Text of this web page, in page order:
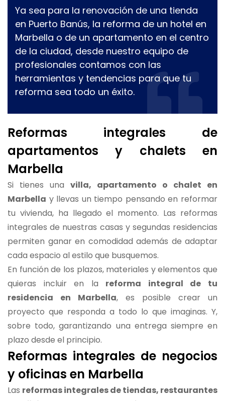
Ya sea para la renovación de una tienda
en Puerto Banús, la reforma de un hotel en
Marbella o de un apartamento en el centro
de la ciudad, desde nuestro equipo de
profesionales contamos con las
herramientas y tendencias para que tu
reforma sea todo un éxito.
Reformas integrales de
apartamentos y chalets en
Marbella
Si tienes una villa, apartamento o chalet en
Marbella y llevas un tiempo pensando en reformar
tu vivienda, ha llegado el momento. Las reformas
integrales de nuestras casas y segundas residencias
permiten ganar en comodidad además de adaptar
cada espacio al estilo que busquemos.
En función de los plazos, materiales y elementos que
quieras incluir en la reforma integral de tu
residencia en Marbella, es posible crear un
proyecto que responda a todo lo que imaginas. Y,
sobre todo, garantizando una entrega siempre en
plazo desde el principio.
Reformas integrales de negocios
y oficinas en Marbella
Las reformas integrales de tiendas, restaurantes